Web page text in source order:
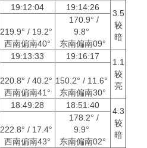
19:12:04 19:14:26
3.5
较
暗
219.9° / 19.2°
西南偏南40°
170.9° /
9.8°
东南偏南09°
19:13:33 19:16:17
1.1
较
亮
220.8° / 40.2°
西南偏南41°
150.2° / 11.6°
东南偏南30°
18:49:28 18:51:40
4.3
较
暗
222.8° / 17.4°
西南偏南43°
178.2° /
9.9°
东南偏南02°